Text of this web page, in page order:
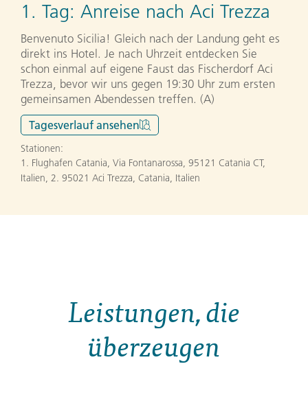
1. Tag: Anreise nach Aci Trezza
Benvenuto Sicilia! Gleich nach der Landung geht es
direkt ins Hotel. Je nach Uhrzeit entdecken Sie
schon einmal auf eigene Faust das Fischerdorf Aci
Trezza, bevor wir uns gegen 19:30 Uhr zum ersten
gemeinsamen Abendessen treffen. (A)
Tagesverlauf ansehen
Stationen:
1. Flughafen Catania, Via Fontanarossa, 95121 Catania CT,
Italien, 2. 95021 Aci Trezza, Catania, Italien
Leistungen, die
überzeugen